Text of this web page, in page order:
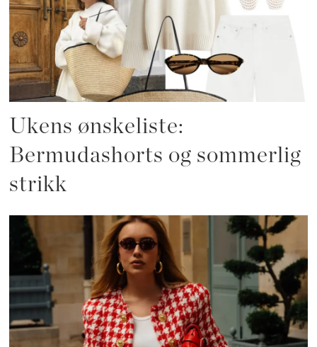
Ukens ønskeliste:
Bermudashorts og sommerlig
strikk